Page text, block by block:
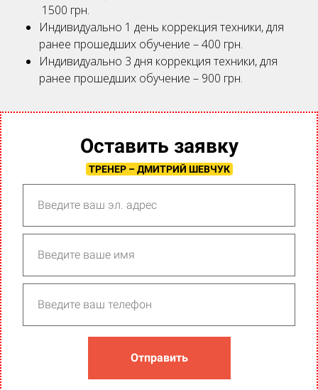
1500 грн.
Индивидуально 1 день коррекция техники, для
ранее прошедших обучение – 400 грн.
Индивидуально 3 дня коррекция техники, для
ранее прошедших обучение – 900 грн.
Оставить заявку
ТРЕНЕР – ДМИТРИЙ ШЕВЧУК
Отправить